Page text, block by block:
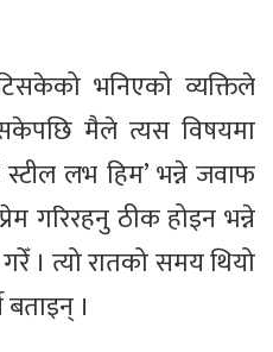
भनिएको व्यक्तिले
मैले त्यस विषयमा
लभ हिम’ भन्ने जवाफ
गरिरहनु ठीक होइन भन्ने
। त्यो रातको समय थियो
।